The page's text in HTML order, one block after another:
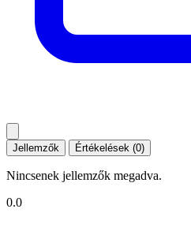
Jellemzők Értékelések (0)
Nincsenek jellemzők megadva.
0.0